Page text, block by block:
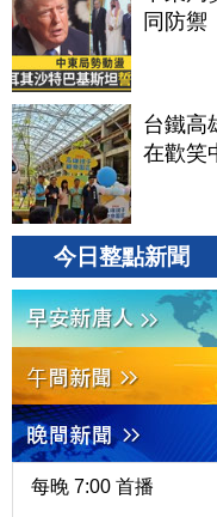
同防禦
台鐵高
在歡笑
今日整點新聞
每晚 7:00 首播